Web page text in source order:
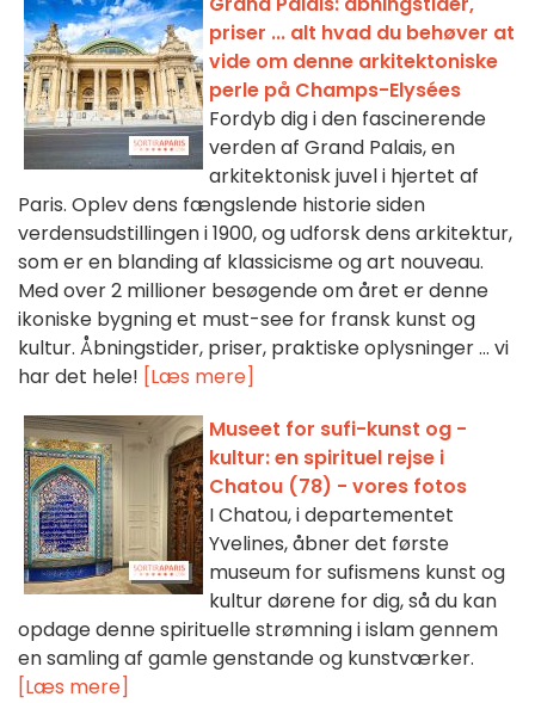
priser ... alt hvad du behøver at
vide om denne arkitektoniske
perle på Champs-Elysées
Fordyb dig i den fascinerende
verden af Grand Palais, en
arkitektonisk juvel i hjertet af
Paris. Oplev dens fængslende historie siden
verdensudstillingen i 1900, og udforsk dens arkitektur,
som er en blanding af klassicisme og art nouveau.
Med over 2 millioner besøgende om året er denne
ikoniske bygning et must-see for fransk kunst og
kultur. Åbningstider, priser, praktiske oplysninger ... vi
har det hele! [Læs mere]
Museet for sufi-kunst og -
kultur: en spirituel rejse i
Chatou (78) - vores fotos
I Chatou, i departementet
Yvelines, åbner det første
museum for sufismens kunst og
kultur dørene for dig, så du kan
opdage denne spirituelle strømning i islam gennem
en samling af gamle genstande og kunstværker.
[Læs mere]